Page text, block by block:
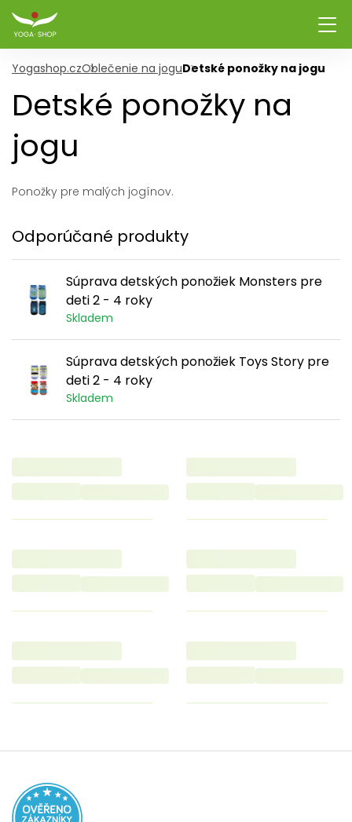
Yogashop.czOblečenie na joguDetské ponožky na jogu
Detské ponožky na
jogu
Ponožky pre malých jogínov.
Odporúčané produkty
Súprava detských ponožiek Monsters pre
deti 2 - 4 roky
Skladem
Súprava detských ponožiek Toys Story pre
deti 2 - 4 roky
Skladem